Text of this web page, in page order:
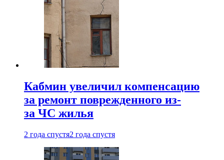
Кабмин увеличил компенсацию
за ремонт поврежденного из-
за ЧС жилья
2 года спустя2 года спустя